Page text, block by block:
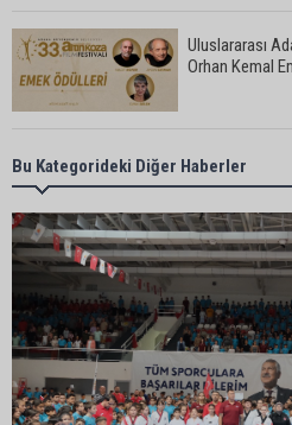
Uluslararası
Orhan Kemal
Adana’da
Şüpheli
Adana’da
Mahallenin bir
Mimarlar
için tescil
Bu Kategorideki Diğer Haberler